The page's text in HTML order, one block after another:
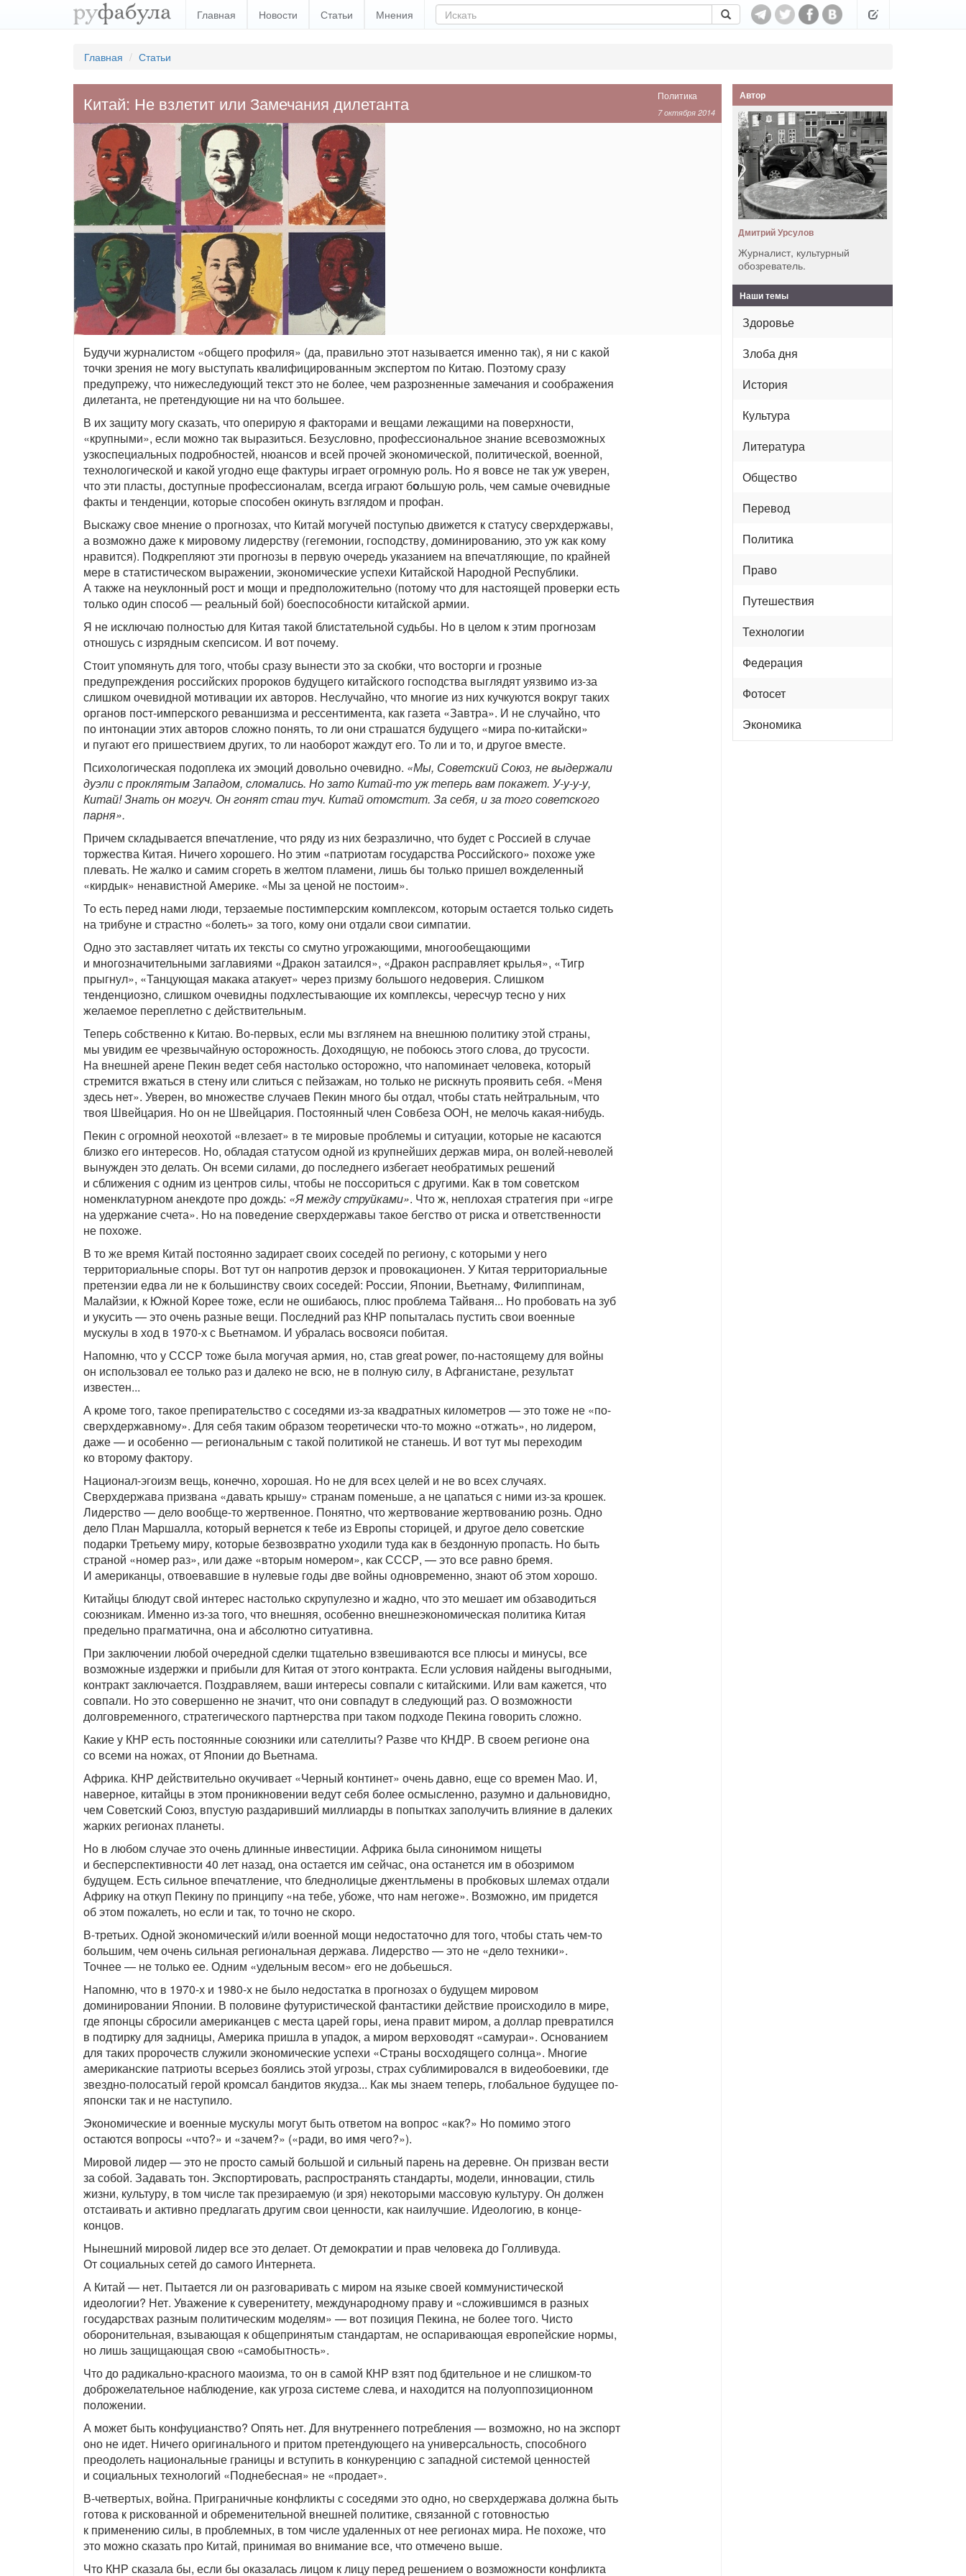
Главная Новости Статьи Мнения
Главная Статьи
Политика
7 октября 2014
Китай: Не взлетит или Замечания дилетанта
Будучи журналистом «общего профиля» (да, правильно этот называется именно так), я ни с какой
точки зрения не могу выступать квалифицированным экспертом по Китаю. Поэтому сразу
предупрежу, что нижеследующий текст это не более, чем разрозненные замечания и соображения
дилетанта, не претендующие ни на что большее.
В их защиту могу сказать, что оперирую я факторами и вещами лежащими на поверхности,
«крупными», если можно так выразиться. Безусловно, профессиональное знание всевозможных
узкоспециальных подробностей, нюансов и всей прочей экономической, политической, военной,
технологической и какой угодно еще фактуры играет огромную роль. Но я вовсе не так уж уверен,
что эти пласты, доступные профессионалам, всегда играют большую роль, чем самые очевидные
факты и тенденции, которые способен окинуть взглядом и профан.
Выскажу свое мнение о прогнозах, что Китай могучей поступью движется к статусу сверхдержавы,
а возможно даже к мировому лидерству (гегемонии, господству, доминированию, это уж как кому
нравится). Подкрепляют эти прогнозы в первую очередь указанием на впечатляющие, по крайней
мере в статистическом выражении, экономические успехи Китайской Народной Республики.
А также на неуклонный рост и мощи и предположительно (потому что для настоящей проверки есть
только один способ — реальный бой) боеспособности китайской армии.
Я не исключаю полностью для Китая такой блистательной судьбы. Но в целом к этим прогнозам
отношусь с изрядным скепсисом. И вот почему.
Стоит упомянуть для того, чтобы сразу вынести это за скобки, что восторги и грозные
предупреждения российских пророков будущего китайского господства выглядят уязвимо из-за
слишком очевидной мотивации их авторов. Неслучайно, что многие из них кучкуются вокруг таких
органов пост-имперского реваншизма и рессентимента, как газета «Завтра». И не случайно, что
по интонации этих авторов сложно понять, то ли они страшатся будущего «мира по-китайски»
и пугают его пришествием других, то ли наоборот жаждут его. То ли и то, и другое вместе.
Психологическая подоплека их эмоций довольно очевидно. «Мы, Советский Союз, не выдержали
дуэли с проклятым Западом, сломались. Но зато Китай-то уж теперь вам покажет. У-у-у-у,
Китай! Знать он могуч. Он гонят стаи туч. Китай отомстит. За себя, и за того советского
парня».
Причем складывается впечатление, что ряду из них безразлично, что будет с Россией в случае
торжества Китая. Ничего хорошего. Но этим «патриотам государства Российского» похоже уже
плевать. Не жалко и самим сгореть в желтом пламени, лишь бы только пришел вожделенный
«кирдык» ненавистной Америке. «Мы за ценой не постоим».
То есть перед нами люди, терзаемые постимперским комплексом, которым остается только сидеть
на трибуне и страстно «болеть» за того, кому они отдали свои симпатии.
Одно это заставляет читать их тексты со смутно угрожающими, многообещающими
и многозначительными заглавиями «Дракон затаился», «Дракон расправляет крылья», «Тигр
прыгнул», «Танцующая макака атакует» через призму большого недоверия. Слишком
тенденциозно, слишком очевидны подхлестывающие их комплексы, чересчур тесно у них
желаемое переплетно с действительным.
Теперь собственно к Китаю. Во-первых, если мы взглянем на внешнюю политику этой страны,
мы увидим ее чрезвычайную осторожность. Доходящую, не побоюсь этого слова, до трусости.
На внешней арене Пекин ведет себя настолько осторожно, что напоминает человека, который
стремится вжаться в стену или слиться с пейзажам, но только не рискнуть проявить себя. «Меня
здесь нет». Уверен, во множестве случаев Пекин много бы отдал, чтобы стать нейтральным, что
твоя Швейцария. Но он не Швейцария. Постоянный член Совбеза ООН, не мелочь какая-нибудь.
Пекин с огромной неохотой «влезает» в те мировые проблемы и ситуации, которые не касаются
близко его интересов. Но, обладая статусом одной из крупнейших держав мира, он волей-неволей
вынужден это делать. Он всеми силами, до последнего избегает необратимых решений
и сближения с одним из центров силы, чтобы не поссориться с другими. Как в том советском
номенклатурном анекдоте про дождь: «Я между струйками». Что ж, неплохая стратегия при «игре
на удержание счета». Но на поведение сверхдержавы такое бегство от риска и ответственности
не похоже.
В то же время Китай постоянно задирает своих соседей по региону, с которыми у него
территориальные споры. Вот тут он напротив дерзок и провокационен. У Китая территориальные
претензии едва ли не к большинству своих соседей: России, Японии, Вьетнаму, Филиппинам,
Малайзии, к Южной Корее тоже, если не ошибаюсь, плюс проблема Тайваня... Но пробовать на зуб
и укусить — это очень разные вещи. Последний раз КНР попыталась пустить свои военные
мускулы в ход в 1970-х с Вьетнамом. И убралась восвояси побитая.
Напомню, что у СССР тоже была могучая армия, но, став great power, по-настоящему для войны
он использовал ее только раз и далеко не всю, не в полную силу, в Афганистане, результат
известен...
А кроме того, такое препирательство с соседями из-за квадратных километров — это тоже не «по-
сверхдержавному». Для себя таким образом теоретически что-то можно «отжать», но лидером,
даже — и особенно — региональным с такой политикой не станешь. И вот тут мы переходим
ко второму фактору.
Национал-эгоизм вещь, конечно, хорошая. Но не для всех целей и не во всех случаях.
Сверхдержава призвана «давать крышу» странам поменьше, а не цапаться с ними из-за крошек.
Лидерство — дело вообще-то жертвенное. Понятно, что жертвование жертвованию рознь. Одно
дело План Маршалла, который вернется к тебе из Европы сторицей, и другое дело советские
подарки Третьему миру, которые безвозвратно уходили туда как в бездонную пропасть. Но быть
страной «номер раз», или даже «вторым номером», как СССР, — это все равно бремя.
И американцы, отвоевавшие в нулевые годы две войны одновременно, знают об этом хорошо.
Китайцы блюдут свой интерес настолько скрупулезно и жадно, что это мешает им обзаводиться
союзникам. Именно из-за того, что внешняя, особенно внешнеэкономическая политика Китая
предельно прагматична, она и абсолютно ситуативна.
При заключении любой очередной сделки тщательно взвешиваются все плюсы и минусы, все
возможные издержки и прибыли для Китая от этого контракта. Если условия найдены выгодными,
контракт заключается. Поздравляем, ваши интересы совпали с китайскими. Или вам кажется, что
совпали. Но это совершенно не значит, что они совпадут в следующий раз. О возможности
долговременного, стратегического партнерства при таком подходе Пекина говорить сложно.
Какие у КНР есть постоянные союзники или сателлиты? Разве что КНДР. В своем регионе она
со всеми на ножах, от Японии до Вьетнама.
Африка. КНР действительно окучивает «Черный континет» очень давно, еще со времен Мао. И,
наверное, китайцы в этом проникновении ведут себя более осмысленно, разумно и дальновидно,
чем Советский Союз, впустую раздаривший миллиарды в попытках заполучить влияние в далеких
жарких регионах планеты.
Но в любом случае это очень длинные инвестиции. Африка была синонимом нищеты
и бесперспективности 40 лет назад, она остается им сейчас, она останется им в обозримом
будущем. Есть сильное впечатление, что бледнолицые джентльмены в пробковых шлемах отдали
Африку на откуп Пекину по принципу «на тебе, убоже, что нам негоже». Возможно, им придется
об этом пожалеть, но если и так, то точно не скоро.
В-третьих. Одной экономический и/или военной мощи недостаточно для того, чтобы стать чем-то
большим, чем очень сильная региональная держава. Лидерство — это не «дело техники».
Точнее — не только ее. Одним «удельным весом» его не добьешься.
Напомню, что в 1970-х и 1980-х не было недостатка в прогнозах о будущем мировом
доминировании Японии. В половине футуристической фантастики действие происходило в мире,
где японцы сбросили американцев с места царей горы, иена правит миром, а доллар превратился
в подтирку для задницы, Америка пришла в упадок, а миром верховодят «самураи». Основанием
для таких пророчеств служили экономические успехи «Страны восходящего солнца». Многие
американские патриоты всерьез боялись этой угрозы, страх сублимировался в видеобоевики, где
звездно-полосатый герой кромсал бандитов якудза... Как мы знаем теперь, глобальное будущее по-
японски так и не наступило.
Экономические и военные мускулы могут быть ответом на вопрос «как?» Но помимо этого
остаются вопросы «что?» и «зачем?» («ради, во имя чего?»).
Мировой лидер — это не просто самый большой и сильный парень на деревне. Он призван вести
за собой. Задавать тон. Экспортировать, распространять стандарты, модели, инновации, стиль
жизни, культуру, в том числе так презираемую (и зря) некоторыми массовую культуру. Он должен
отстаивать и активно предлагать другим свои ценности, как наилучшие. Идеологию, в конце-
концов.
Нынешний мировой лидер все это делает. От демократии и прав человека до Голливуда.
От социальных сетей до самого Интернета.
А Китай — нет. Пытается ли он разговаривать с миром на языке своей коммунистической
идеологии? Нет. Уважение к суверенитету, международному праву и «сложившимся в разных
государствах разным политическим моделям» — вот позиция Пекина, не более того. Чисто
оборонительная, взывающая к общепринятым стандартам, не оспаривающая европейские нормы,
но лишь защищающая свою «самобытность».
Что до радикально-красного маоизма, то он в самой КНР взят под бдительное и не слишком-то
доброжелательное наблюдение, как угроза системе слева, и находится на полуоппозиционном
положении.
А может быть конфуцианство? Опять нет. Для внутреннего потребления — возможно, но на экспорт
оно не идет. Ничего оригинального и притом претендующего на универсальность, способного
преодолеть национальные границы и вступить в конкуренцию с западной системой ценностей
и социальных технологий «Поднебесная» не «продает».
В-четвертых, война. Приграничные конфликты с соседями это одно, но сверхдержава должна быть
готова к рискованной и обременительной внешней политике, связанной с готовностью
к применению силы, в проблемных, в том числе удаленных от нее регионах мира. Не похоже, что
это можно сказать про Китай, принимая во внимание все, что отмечено выше.
Что КНР сказала бы, если бы оказалась лицом к лицу перед решением о возможности конфликта
Автор
Дмитрий Урсулов
Журналист, культурный
обозреватель.
Наши темы
Здоровье
Злоба дня
История
Культура
Литература
Общество
Перевод
Политика
Право
Путешествия
Технологии
Федерация
Фотосет
Экономика